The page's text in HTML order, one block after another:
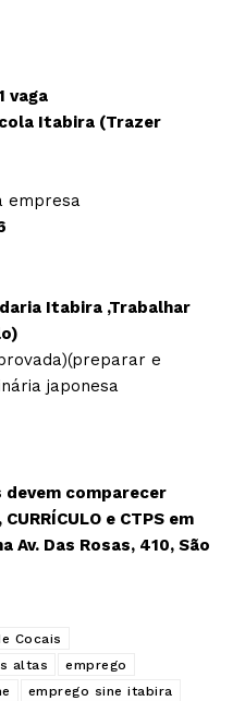
vaga
Itabira (Trazer
empresa
Itabira ,Trabalhar
e
japonesa
devem comparecer
e CTPS em
Av. Das Rosas, 410, São
Cocais
altas
emprego
emprego sine itabira